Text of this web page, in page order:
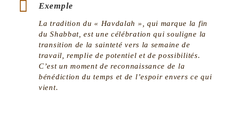
Exemple
La tradition du « Havdalah », qui marque la fin
du Shabbat, est une célébration qui souligne la
transition de la sainteté vers la semaine de
travail, remplie de potentiel et de possibilités.
C’est un moment de reconnaissance de la
bénédiction du temps et de l’espoir envers ce qui
vient.